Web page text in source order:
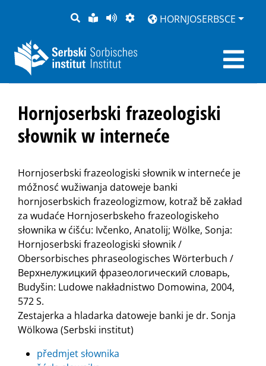
PYTANJE
LOCHKA
RĚČ
STRONU
PŘEDČITAĆ
ZWOBRAZNJENJE
HORNJOSERBSCE
Hornjoserbski frazeologiski
słownik w interneće
Hornjoserbski frazeologiski słownik w interneće je
móžnosć wužiwanja datoweje banki
hornjoserbskich frazeologizmow, kotraž bě zakład
za wudaće Hornjoserbskeho frazeologiskeho
słownika w ćišću: Ivčenko, Anatolij; Wölke, Sonja:
Hornjoserbski frazeologiski słownik /
Obersorbisches phraseologisches Wörterbuch /
Верхнелужицкий фразеологический словарь,
Budyšin: Ludowe nakładnistwo Domowina, 2004,
572 S.
Zestajerka a hladarka datoweje banki je dr. Sonja
Wölkowa (Serbski institut)
předmjet słownika